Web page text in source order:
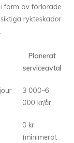
form av förlorade
rykteskador.
Planerat
serviceavtal
3 000–6
000 kr/år
0 kr
(minimerat